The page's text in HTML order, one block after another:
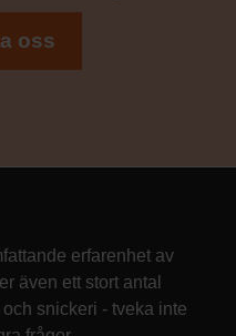
oss
erfarenhet av
även ett stort antal
snickeri - tveka inte